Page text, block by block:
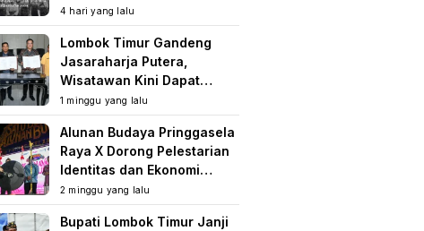
Samuhita Sakre
4 hari yang lalu
Lombok Timur Gandeng
Jasaraharja Putera,
Wisatawan Kini Dapat
Perlindungan Asuransi di
Destinasi Wisata
1 minggu yang lalu
Alunan Budaya Pringgasela
Raya X Dorong Pelestarian
Identitas dan Ekonomi
Masyarakat
2 minggu yang lalu
Bupati Lombok Timur Janji